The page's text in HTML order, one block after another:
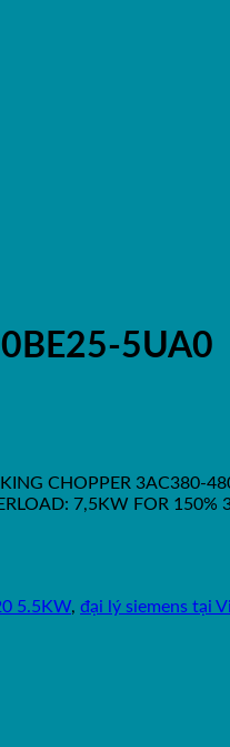
5UA0
CHOPPER 3AC380-
7,5KW FOR
5.5KW, đại lý siemens tại